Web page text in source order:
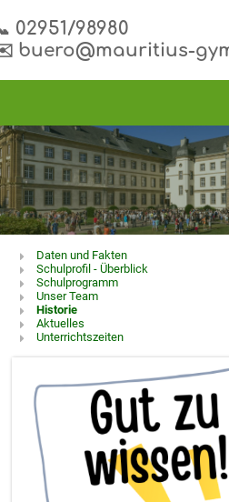
02951/98980
buero@mauritius-
Über
uns
Daten und Fakten
Schulprofil - Überblick
Schulprogramm
Unser Team
Historie
Aktuelles
Unterrichtszeiten